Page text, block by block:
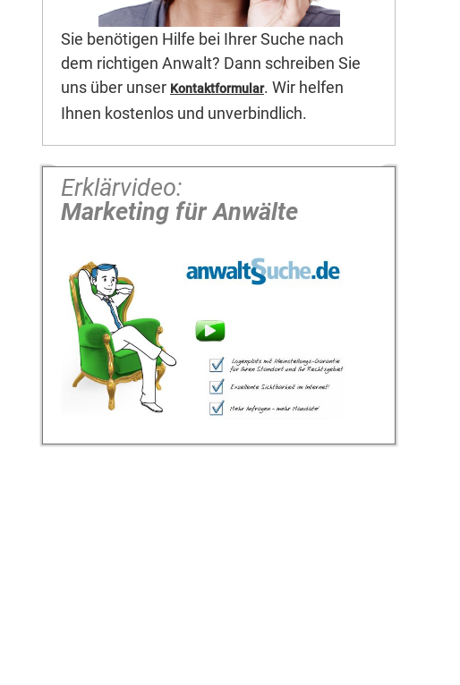
Sie benötigen Hilfe bei Ihrer Suche nach
dem richtigen Anwalt? Dann schreiben Sie
uns über unser Kontaktformular. Wir helfen
Ihnen kostenlos und unverbindlich.
Erklärvideo:
Marketing für Anwälte